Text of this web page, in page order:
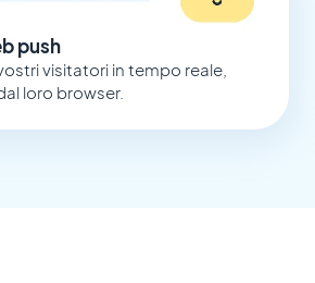
push
visitatori in tempo reale,
loro browser.